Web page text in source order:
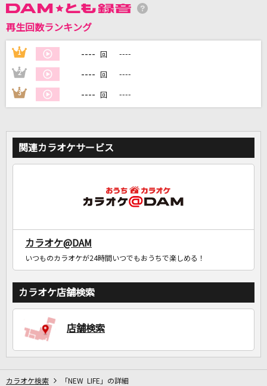
再生回数ランキング
1 ---- 回 ----
2 ---- 回 ----
3 ---- 回 ----
関連カラオケサービス
カラオケ@DAM
いつものカラオケが24時間いつでもおうちで楽しめる！
カラオケ店舗検索
店舗検索
カラオケ検索 「NEW LIFE」の詳細